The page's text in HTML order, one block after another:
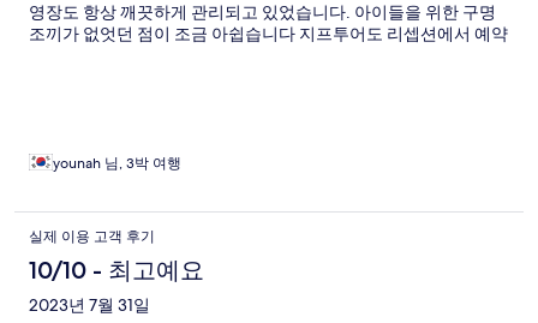
영장도 항상 깨끗하게 관리되고 있었습니다. 아이들을 위한 구명
조끼가 없엇던 점이 조금 아쉽습니다 지프투어도 리셉션에서 예약
younah 님, 3박 여행
실제 이용 고객 후기
10/10 - 최고예요
2023년 7월 31일